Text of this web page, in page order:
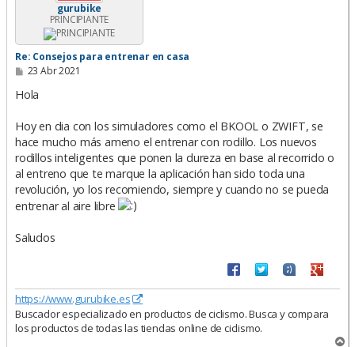
gurubike
PRINCIPIANTE
Re: Consejos para entrenar en casa
M
n
s
j
23 Abr 2021
Hola
Hoy en dia con los simuladores como el BKOOL o ZWIFT, se
hace mucho más ameno el entrenar con rodillo. Los nuevos
rodillos inteligentes que ponen la dureza en base al recorrido o
al entreno que te marque la aplicación han sido toda una
revolución, yo los recomiendo, siempre y cuando no se pueda
entrenar al aire libre
Saludos
https://www.gurubike.es
Buscador especializado en productos de ciclismo. Busca y compara
los productos de todas las tiendas online de ciclismo.